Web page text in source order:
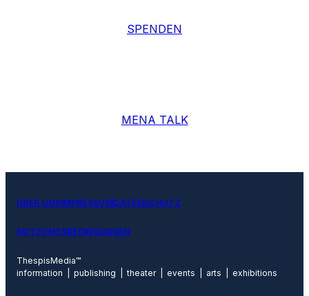
SPENDEN
MENA TALK
ÜBER UNSIMPRESSUMDATENSCHUTZ
NUTZUNGSBEDINGUNGEN
ThespisMedia™
information | publishing | theater | events | arts | exhibitions